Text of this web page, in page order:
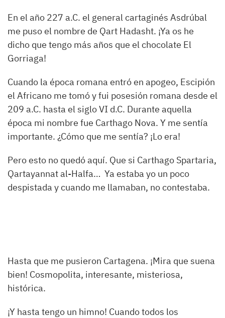
En el año 227 a.C. el general cartaginés Asdrúbal
me puso el nombre de Qart Hadasht. ¡Ya os he
dicho que tengo más años que el chocolate El
Gorriaga!
Cuando la época romana entró en apogeo, Escipión
el Africano me tomó y fui posesión romana desde el
209 a.C. hasta el siglo VI d.C. Durante aquella
época mi nombre fue Carthago Nova. Y me sentía
importante. ¿Cómo que me sentía? ¡Lo era!
Pero esto no quedó aquí. Que si Carthago Spartaria,
Qartayannat al-Halfa… Ya estaba yo un poco
despistada y cuando me llamaban, no contestaba.
Hasta que me pusieron Cartagena. ¡Mira que suena
bien! Cosmopolita, interesante, misteriosa,
histórica.
¡Y hasta tengo un himno! Cuando todos los